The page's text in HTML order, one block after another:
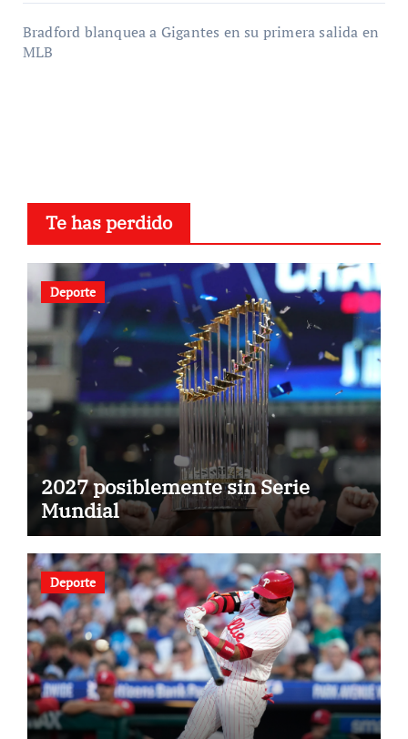
Bradford blanquea a Gigantes en su primera salida en
MLB
Te has perdido
Deporte
2027 posiblemente sin Serie
Mundial
Deporte